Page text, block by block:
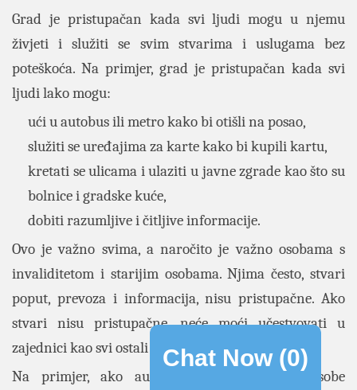
Grad je pristupačan kada svi ljudi mogu u njemu
živjeti i služiti se svim stvarima i uslugama bez
poteškoća. Na primjer, grad je pristupačan kada svi
ljudi lako mogu:
ući u autobus ili metro kako bi otišli na posao,
služiti se uređajima za karte kako bi kupili kartu,
kretati se ulicama i ulaziti u javne zgrade kao što su
bolnice i gradske kuće,
dobiti razumljive i čitljive informacije.
Ovo je važno svima, a naročito je važno osobama s
invaliditetom i starijim osobama. Njima često, stvari
poput, prevoza i informacija, nisu pristupačne. Ako
stvari nisu pristupačne, neće moći učestvovati u
zajednici kao svi ostali ljudi. Biće zapostavljeni.
Na primjer, ako autobusi nemaju rampe, osobe
Chat Now (0)